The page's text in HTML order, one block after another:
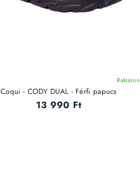
Raktáron
Coqui - CODY DUAL - Férfi papucs
13 990 Ft